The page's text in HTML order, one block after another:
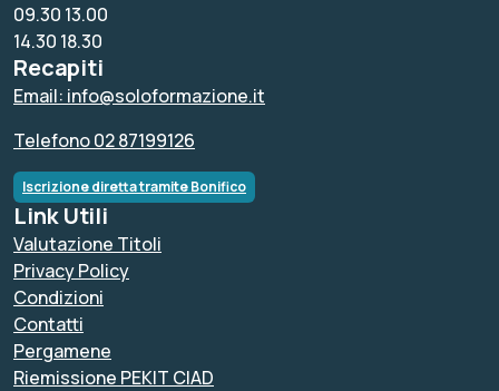
09.30 13.00
14.30 18.30
Recapiti
Email: info@soloformazione.it
Telefono 02 87199126
Iscrizione diretta tramite Bonifico
Link Utili
Valutazione Titoli
Privacy Policy
Condizioni
Contatti
Pergamene
Riemissione PEKIT CIAD